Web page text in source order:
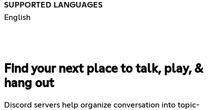
SUPPORTED LANGUAGES
English
Find your next place to talk, play, &
hang out
Discord servers help organize conversation into topic-